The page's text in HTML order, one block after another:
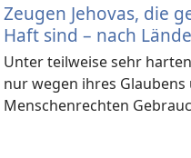
Zeugen Jehovas, die
Haft sind – nach
Unter teilweise sehr
nur wegen ihres
Menschenrechten